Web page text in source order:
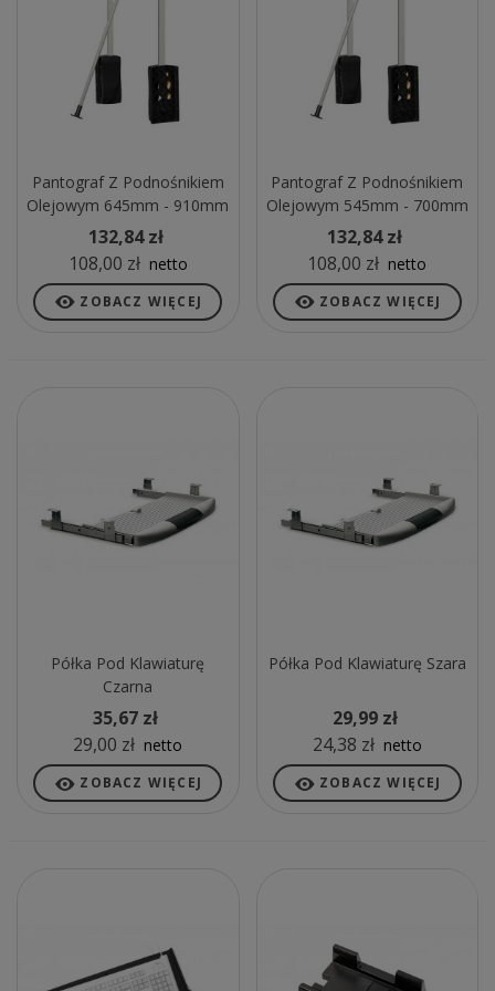
Pantograf Z Podnośnikiem
Olejowym 645mm - 910mm
Stalowy Czarny
132,84 zł
108,00 zł netto
ZOBACZ WIĘCEJ
Pantograf Z Podnośnikiem
Olejowym 545mm - 700mm
Stalowy Czarny
132,84 zł
108,00 zł netto
ZOBACZ WIĘCEJ
Półka Pod Klawiaturę
Czarna
35,67 zł
29,00 zł netto
ZOBACZ WIĘCEJ
Półka Pod Klawiaturę Szara
29,99 zł
24,38 zł netto
ZOBACZ WIĘCEJ